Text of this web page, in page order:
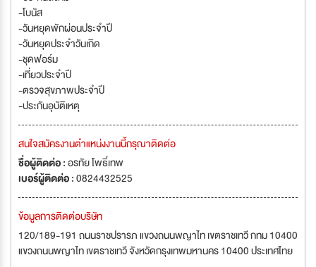
-โบนัส
-วันหยุดพักผ่อนประจำปี
-วันหยุดประจำวันเกิด
-ชุดฟอร์ม
-เที่ยวประจำปี
-ตรวจสุขภาพประจำปี
-ประกันอุบัติเหตุ
สนใจสมัครงานตำแหน่งงานนี้กรุณาติดต่อ
ชื่อผู้ติดต่อ :อรทัย โพธิ์เทพ
เบอร์ผู้ติดต่อ :0824432525
ข้อมูลการติดต่อบริษัท
120/189-191 ถนนราชปรารภ แขวงถนนพญาไท เขตราชเทวี กทม 10400
แขวงถนนพญาไท เขตราชเทวี จังหวัดกรุงเทพมหานคร 10400 ประเทศไทย